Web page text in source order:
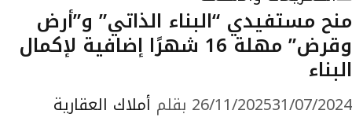
منح مستفيدي “البناء الذاتي” و”أرض
وقرض” مهلة 16 شهرًا إضافية لإكمال
البناء
26/11/202531/07/2024 بقلم أملاك العقارية